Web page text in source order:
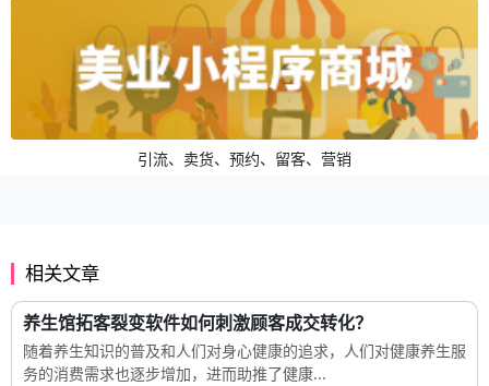
引流、卖货、预约、留客、营销
相关文章
养生馆拓客裂变软件如何刺激顾客成交转化？
随着养生知识的普及和人们对身心健康的追求，人们对健康养生服
务的消费需求也逐步增加，进而助推了健康...